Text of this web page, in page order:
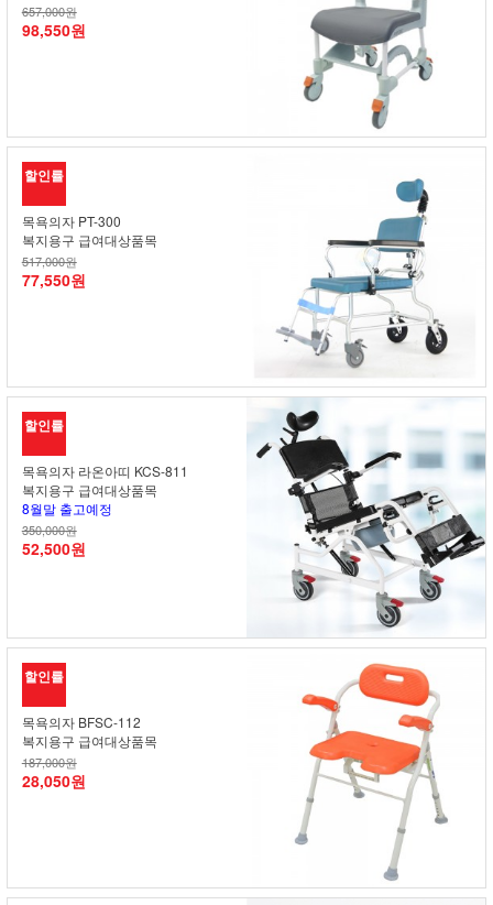
657,000원
98,550원
할인률
목욕의자 PT-300
복지용구 급여대상품목
517,000원
77,550원
할인률
목욕의자 라온아띠 KCS-811
복지용구 급여대상품목
8월말 출고예정
350,000원
52,500원
할인률
목욕의자 BFSC-112
복지용구 급여대상품목
187,000원
28,050원